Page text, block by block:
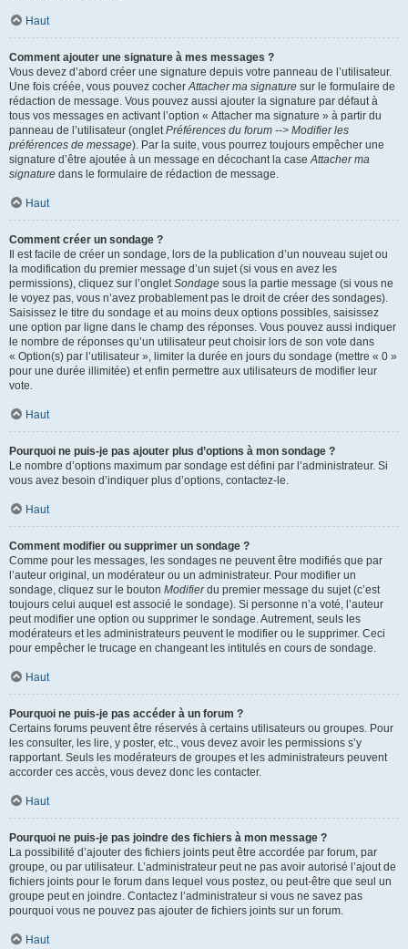
Haut
Comment ajouter une signature à mes messages ?
Vous devez d’abord créer une signature depuis votre panneau de l’utilisateur.
Une fois créée, vous pouvez cocherAttacher ma signature sur le formulaire de
rédaction de message. Vous pouvez aussi ajouter la signature par défaut à
tous vos messages en activant l’option « Attacher ma signature » à partir du
panneau de l’utilisateur (ongletPréférences du forum --> Modifier les
préférences de message). Par la suite, vous pourrez toujours empêcher une
signature d’être ajoutée à un message en décochant la caseAttacher ma
signature dans le formulaire de rédaction de message.
Haut
Comment créer un sondage ?
Il est facile de créer un sondage, lors de la publication d’un nouveau sujet ou
la modification du premier message d’un sujet (si vous en avez les
permissions), cliquez sur l’ongletSondage sous la partie message (si vous ne
le voyez pas, vous n’avez probablement pas le droit de créer des sondages).
Saisissez le titre du sondage et au moins deux options possibles, saisissez
une option par ligne dans le champ des réponses. Vous pouvez aussi indiquer
le nombre de réponses qu’un utilisateur peut choisir lors de son vote dans
« Option(s) par l’utilisateur », limiter la durée en jours du sondage (mettre « 0 »
pour une durée illimitée) et enfin permettre aux utilisateurs de modifier leur
vote.
Haut
Pourquoi ne puis-je pas ajouter plus d’options à mon sondage ?
Le nombre d’options maximum par sondage est défini par l’administrateur. Si
vous avez besoin d’indiquer plus d’options, contactez-le.
Haut
Comment modifier ou supprimer un sondage ?
Comme pour les messages, les sondages ne peuvent être modifiés que par
l’auteur original, un modérateur ou un administrateur. Pour modifier un
sondage, cliquez sur le bouton Modifierdu premier message du sujet (c’est
toujours celui auquel est associé le sondage). Si personne n’a voté, l’auteur
peut modifier une option ou supprimer le sondage. Autrement, seuls les
modérateurs et les administrateurs peuvent le modifier ou le supprimer. Ceci
pour empêcher le trucage en changeant les intitulés en cours de sondage.
Haut
Pourquoi ne puis-je pas accéder à un forum ?
Certains forums peuvent être réservés à certains utilisateurs ou groupes. Pour
les consulter, les lire, y poster, etc., vous devez avoir les permissions s’y
rapportant. Seuls les modérateurs de groupes et les administrateurs peuvent
accorder ces accès, vous devez donc les contacter.
Haut
Pourquoi ne puis-je pas joindre des fichiers à mon message ?
La possibilité d’ajouter des fichiers joints peut être accordée par forum, par
groupe, ou par utilisateur. L’administrateur peut ne pas avoir autorisé l’ajout de
fichiers joints pour le forum dans lequel vous postez, ou peut-être que seul un
groupe peut en joindre. Contactez l’administrateur si vous ne savez pas
pourquoi vous ne pouvez pas ajouter de fichiers joints sur un forum.
Haut